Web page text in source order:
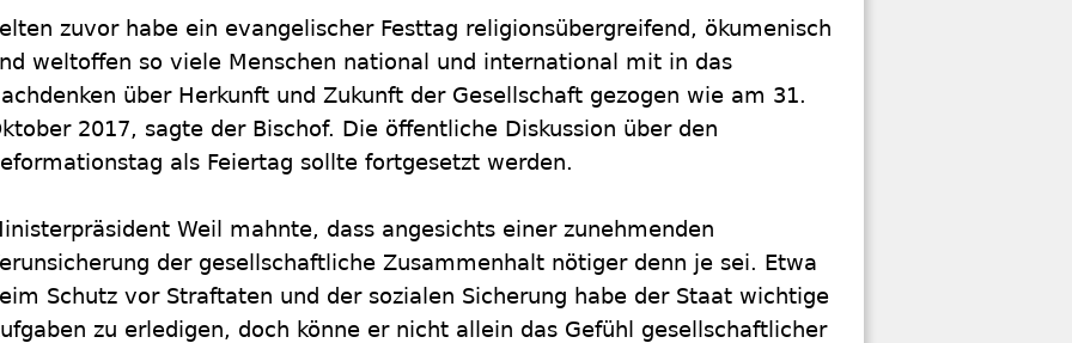
zuvor habe ein evangelischer Festtag religionsübergreifend, ökumenisch
weltoffen so viele Menschen national und international mit in das
über Herkunft und Zukunft der Gesellschaft gezogen wie am 31.
2017, sagte der Bischof. Die öffentliche Diskussion über den
als Feiertag sollte fortgesetzt werden.
Weil mahnte, dass angesichts einer zunehmenden
der gesellschaftliche Zusammenhalt nötiger denn je sei. Etwa
Schutz vor Straftaten und der sozialen Sicherung habe der Staat wichtige
zu erledigen, doch könne er nicht allein das Gefühl gesellschaftlicher